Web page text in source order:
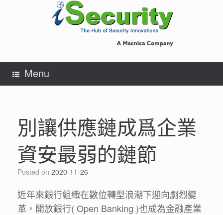
Menu
別讓供應鏈成爲企業
資安最弱的鏈節
Posted on 2020-11-26
近年來銀行組織在數位轉型浪潮下迎向劇烈變
革，開放銀行( Open Banking )也成為金融產業